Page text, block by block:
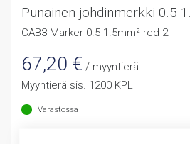
Punainen johdinmerkki 0.5-
CAB3 Marker 0.5-1.5mm² red 2
67,20 € / myyntierä
Myyntierä sis. 1200 KPL
Varastossa